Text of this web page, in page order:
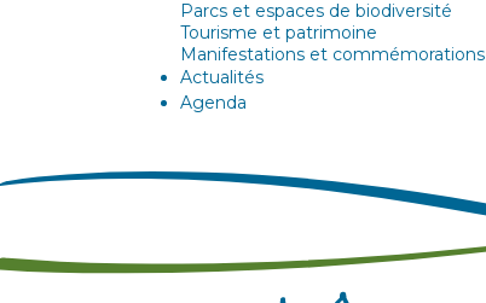
Parcs et espaces de biodiversité
Tourisme et patrimoine
Manifestations et commémorations
Actualités
Agenda